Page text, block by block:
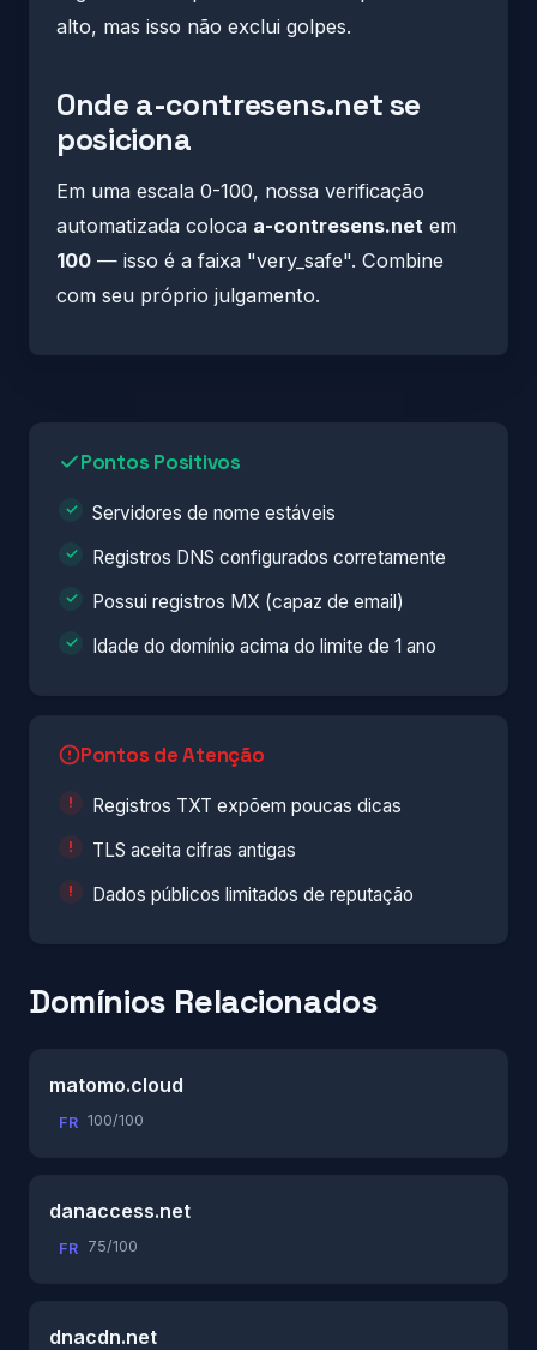
alto, mas isso não exclui golpes.
Onde a-contresens.net se
posiciona
Em uma escala 0-100, nossa verificação
automatizada coloca a-contresens.net em
100 — isso é a faixa "very_safe". Combine
com seu próprio julgamento.
Pontos Positivos
Servidores de nome estáveis
Registros DNS configurados corretamente
Possui registros MX (capaz de email)
Idade do domínio acima do limite de 1 ano
Pontos de Atenção
Registros TXT expõem poucas dicas
TLS aceita cifras antigas
Dados públicos limitados de reputação
Domínios Relacionados
matomo.cloud
FR 100/100
danaccess.net
FR 75/100
dnacdn.net